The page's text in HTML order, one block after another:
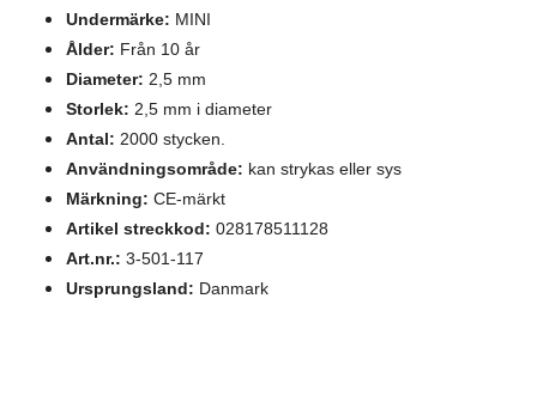
Undermärke: MINI
Ålder: Från 10 år
Diameter: 2,5 mm
Storlek: 2,5 mm i diameter
Antal: 2000 stycken.
Användningsområde: kan strykas eller sys
Märkning: CE-märkt
Artikel streckkod: 028178511128
Art.nr.: 3-501-117
Ursprungsland: Danmark